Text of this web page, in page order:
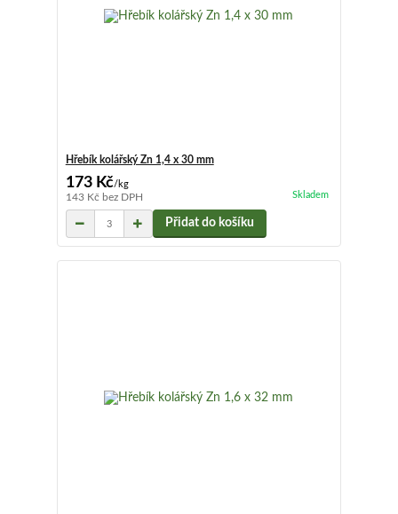
Hřebík kolářský Zn 1,4 x 30 mm
173 Kč/kg
143 Kč bez DPH Skladem
Přidat do košíku